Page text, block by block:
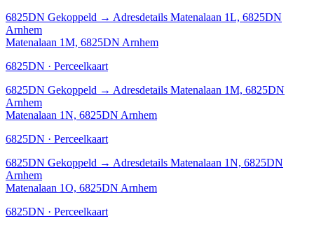
6825DN Gekoppeld → Adresdetails Matenalaan 1L, 6825DN
Arnhem
Matenalaan 1M, 6825DN Arnhem
6825DN · Perceelkaart
6825DN Gekoppeld → Adresdetails Matenalaan 1M, 6825DN
Arnhem
Matenalaan 1N, 6825DN Arnhem
6825DN · Perceelkaart
6825DN Gekoppeld → Adresdetails Matenalaan 1N, 6825DN
Arnhem
Matenalaan 1O, 6825DN Arnhem
6825DN · Perceelkaart